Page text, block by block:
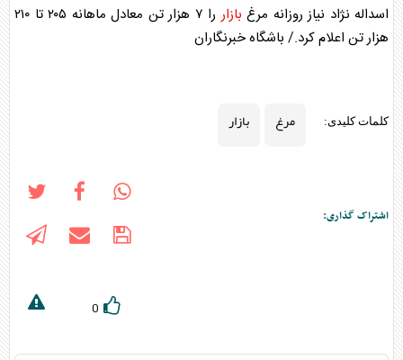
اسداله نژاد نیاز روزانه مرغ بازار
را ۷ هزار تن معادل ماهانه ۲۰۵ تا ۲۱۰
هزار تن اعلام کرد./ باشگاه خبرنگاران
کلمات کلیدی: مرغ بازار
اشتراک گذاری:
0